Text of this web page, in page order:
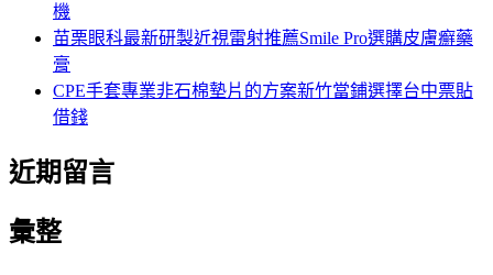
機
苗栗眼科最新研製近視雷射推薦Smile Pro選購皮膚癬藥
膏
CPE手套專業非石棉墊片的方案新竹當鋪選擇台中票貼
借錢
近期留言
彙整